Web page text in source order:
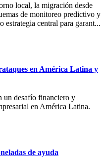
local, la migración desde
de monitoreo predictivo y
estrategia central para garant...
en América Latina y
un desafío financiero y
en América Latina.
de ayuda